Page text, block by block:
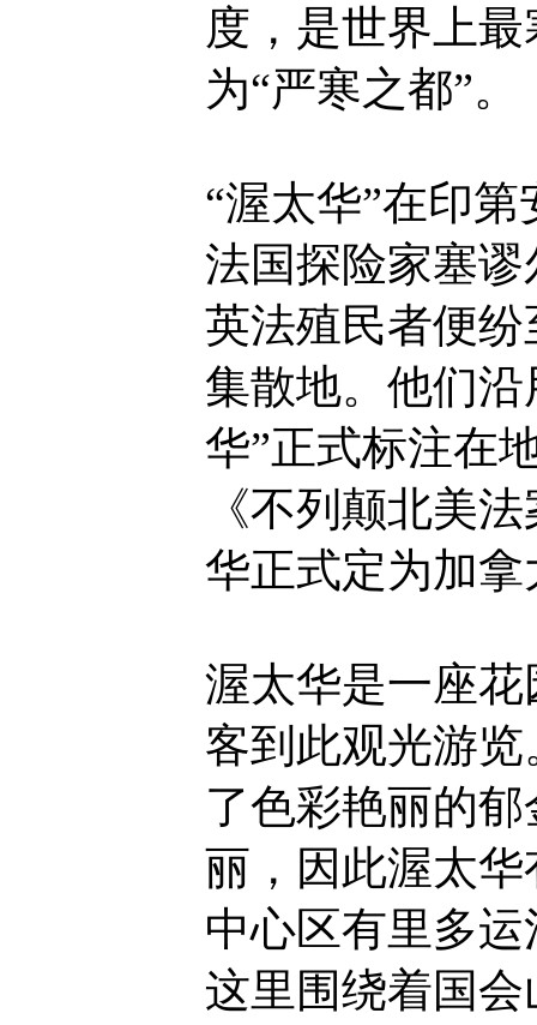
度，是世界上
为“严寒之都”。
“渥太华”在印
法国探险家塞谬
英法殖民者便
集散地。他们
华”正式标注在
《不列颠北美
华正式定为加
渥太华是一座
客到此观光游
了色彩艳丽的
丽，因此渥太
中心区有里多
这里围绕着国